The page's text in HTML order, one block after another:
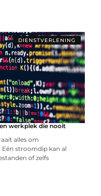
DIENSTVERLENING
werkplek die nooit
alles om
stroomdip kan al
of zelfs